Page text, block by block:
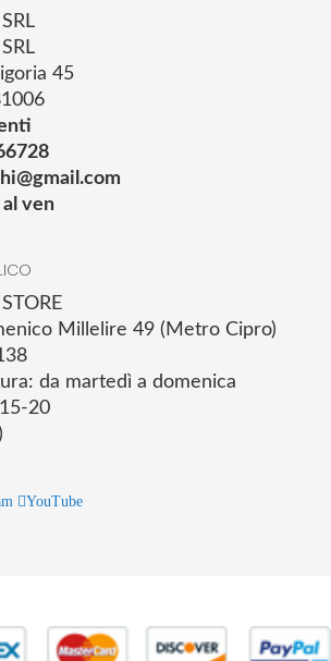
45
ven
Millelire 49 (Metro Cipro)
da martedì a domenica
20
YouTube